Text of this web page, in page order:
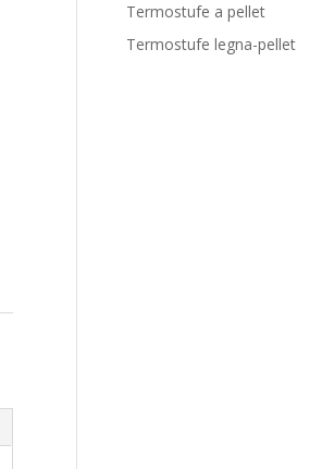
Termostufe a pellet
Termostufe legna-pellet